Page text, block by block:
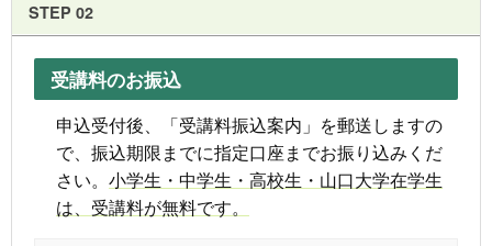
STEP 02
受講料のお振込
申込受付後、「受講料振込案内」を郵送しますの
で、振込期限までに指定口座までお振り込みくだ
さい。 小学生・中学生・高校生・山口大学在学生
は、受講料が無料です。